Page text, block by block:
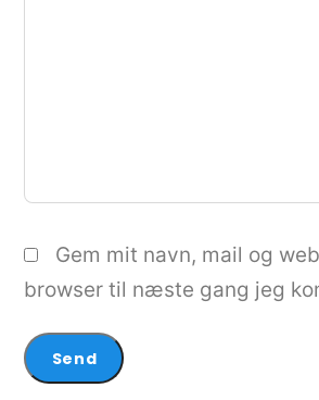
Gem mit navn, mail og
browser til næste gang jeg